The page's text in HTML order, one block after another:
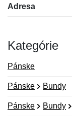
Adresa
Kategórie
Pánske
Pánske Bundy
Pánske Bundy